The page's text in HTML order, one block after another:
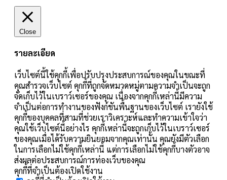
Close
รายละเอียด
เว็บไซต์นี้ใช้คุกกี้เพื่อปรับปรุงประสบการณ์ของคุณในขณะที่
คุณสำรวจเว็บไซต์ คุกกี้ที่ถูกจัดหมวดหมู่ตามความจำเป็นจะถูก
จัดเก็บไว้ในเบราว์เซอร์ของคุณ เนื่องจากคุกกี้เหล่านี้มีความ
จำเป็นต่อการทำงานของฟังก์ชันพื้นฐานของเว็บไซต์ เรายังใช้
คุกกี้ของบุคคลที่สามที่ช่วยเราวิเคราะห์และทำความเข้าใจว่า
คุณใช้เว็บไซต์นี้อย่างไร คุกกี้เหล่านี้จะถูกเก็บไว้ในเบราว์เซอร์
ของคุณเมื่อได้รับความยินยอมจากคุณเท่านั้น คุณยังมีตัวเลือก
ในการเลือกไม่ใช้คุกกี้เหล่านี้ แต่การเลือกไม่ใช้คุกกี้บางตัวอาจ
ส่งผลต่อประสบการณ์การท่องเว็บของคุณ
คุกกี้ที่จำเป็นต้องเปิดใช้งาน